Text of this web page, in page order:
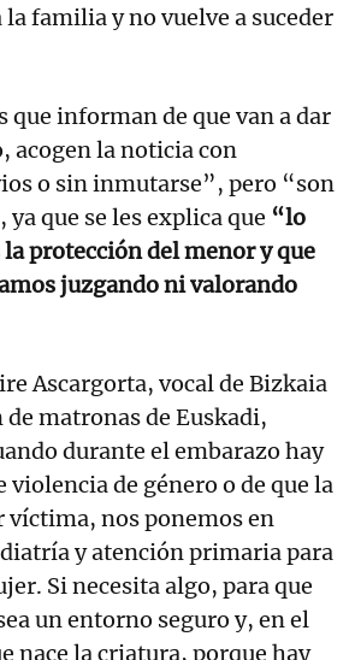
la familia y no vuelve a suceder
que informan de que van a dar
acogen la noticia con
o sin inmutarse”, pero “son
que se les explica que “lo
protección del menor y que
juzgando ni valorando
Ascargorta, vocal de Bizkaia
de matronas de Euskadi,
durante el embarazo hay
violencia de género o de que la
víctima, nos ponemos en
y atención primaria para
Si necesita algo, para que
un entorno seguro y, en el
nace la criatura, porque hay